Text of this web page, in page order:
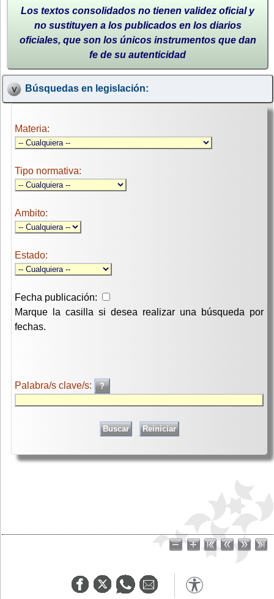
Los textos consolidados no tienen validez oficial y
no sustituyen a los publicados en los diarios
oficiales, que son los únicos instrumentos que dan
fe de su autenticidad
Búsquedas en legislación:
Materia:
Tipo normativa:
Ambito:
Estado:
Fecha publicación:
Marque la casilla si desea realizar una búsqueda por
fechas.
Palabra/s clave/s: